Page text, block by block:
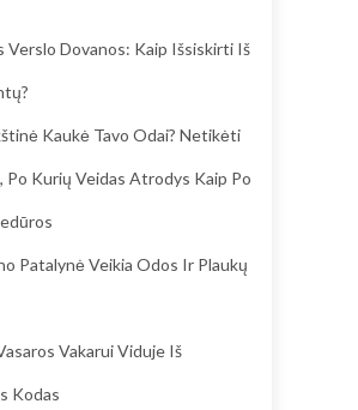
Verslo Dovanos: Kaip Išsiskirti Iš
Kaukė Tavo Odai? Netikėti
Po Kurių Veidas Atrodys Kaip Po
Patalynė Veikia Odos Ir Plaukų
Vakarui Viduje Iš
Kodas